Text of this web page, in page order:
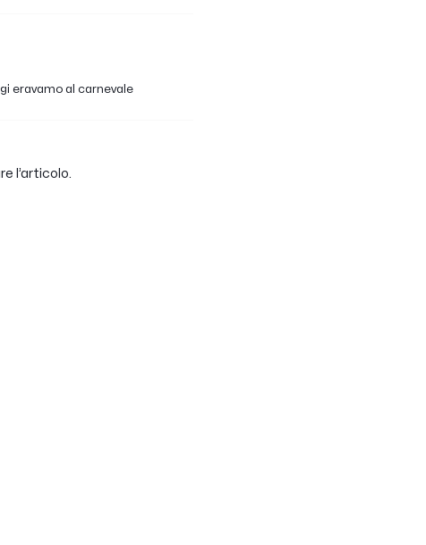
eravamo al carnevale
l’articolo.